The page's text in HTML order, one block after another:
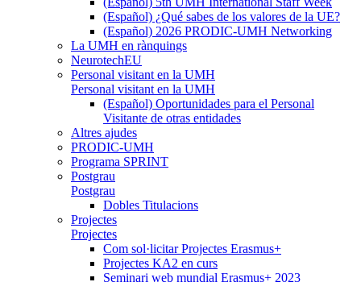
(Español) ¿Qué sabes de los valores de la UE?
(Español) 2026 PRODIC-UMH Networking
La UMH en rànquings
NeurotechEU
Personal visitant en la UMH
Personal visitant en la UMH
(Español) Oportunidades para el Personal
Visitante de otras entidades
Altres ajudes
PRODIC-UMH
Programa SPRINT
Postgrau
Postgrau
Dobles Titulacions
Projectes
Projectes
Com sol·licitar Projectes Erasmus+
Projectes KA2 en curs
Seminari web mundial Erasmus+ 2023